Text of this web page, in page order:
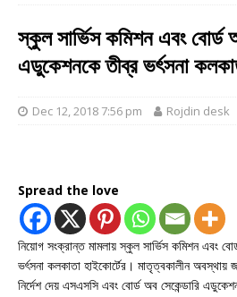
স্কুল সার্ভিস কমিশন এবং বোর্ড
এডুকেশনকে তীব্র ভর্ৎসনা
Dec 12, 2018 7:56 pm Rojdin desk
Spread the love
নিয়োগ সংক্রান্ত মামলায় স্কুল সার্ভিস কমিশন এবং
ভর্ৎসনা কলকাতা হাইকোর্টের। মাতৃত্বকালীন
নির্দেশ দেয় এসএসসি এবং বোর্ড অব সেকেন্ডারি